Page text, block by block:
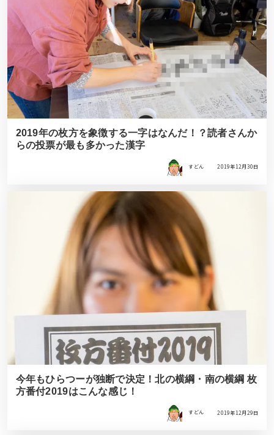
2019年の枚方を象徴する一字はなんだ！？読者さんか
らの投票が最も多かった漢字
すどん 2019年12月30日
今年もひらつーが独断で決定！北の横綱・南の横綱 枚
方番付2019はこんな感じ！
すどん 2019年12月29日